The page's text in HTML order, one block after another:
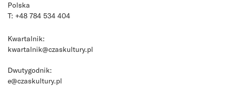
Polska
T: +48 784 534 404
Kwartalnik:
kwartalnik@czaskultury.pl
Dwutygodnik:
e@czaskultury.pl